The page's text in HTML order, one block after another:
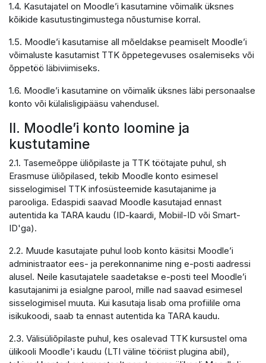
1.4. Kasutajatel on Moodle’i kasutamine võimalik üksnes
kõikide kasutustingimustega nõustumise korral.
1.5. Moodle’i kasutamise all mõeldakse peamiselt Moodle’i
võimaluste kasutamist TTK õppetegevuses osalemiseks või
õppetöö läbiviimiseks.
1.6. Moodle’i kasutamine on võimalik üksnes läbi personaalse
konto või külalisligipääsu vahendusel.
II. Moodle’i konto loomine ja
kustutamine
2.1. Tasemeõppe üliõpilaste ja TTK töötajate puhul, sh
Erasmuse üliõpilased, tekib Moodle konto esimesel
sisselogimisel TTK infosüsteemide kasutajanime ja
parooliga. Edaspidi saavad Moodle kasutajad ennast
autentida ka TARA kaudu (ID-kaardi, Mobiil-ID või Smart-
ID'ga).
2.2. Muude kasutajate puhul loob konto käsitsi Moodle’i
administraator ees- ja perekonnanime ning e-posti aadressi
alusel. Neile kasutajatele saadetakse e-posti teel Moodle’i
kasutajanimi ja esialgne parool, mille nad saavad esimesel
sisselogimisel muuta. Kui kasutaja lisab oma profiilile oma
isikukoodi, saab ta ennast autentida ka TARA kaudu.
2.3. Välisüliõpilaste puhul, kes osalevad TTK kursustel oma
ülikooli Moodle'i kaudu (LTI väline tööriist plugina abil),